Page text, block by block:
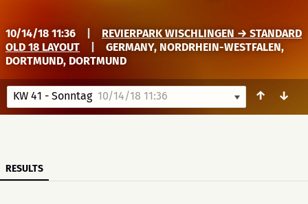
10/14/18 11:36
REVIERPARK WISCHLINGEN → STANDARD
OLD 18 LAYOUT
GERMANY, NORDRHEIN-WESTFALEN,
DORTMUND, DORTMUND
KW 41 - Sonntag10/14/18 11:36 ↑ ↓
RESULTS